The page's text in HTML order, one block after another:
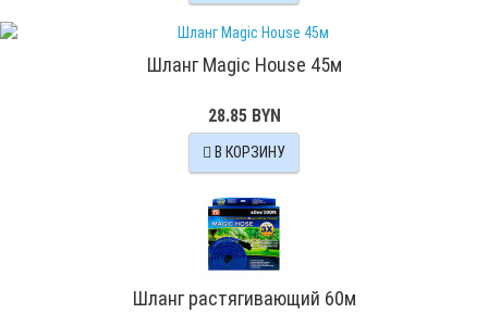
Шланг Magic House 45м
28.85 BYN
В КОРЗИНУ
Шланг растягивающий 60м